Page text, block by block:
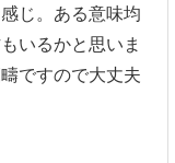
じ。ある意味均
いるかと思いま
ですので大丈夫